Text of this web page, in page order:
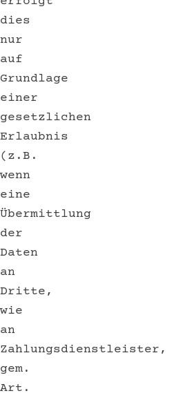
dies
nur
auf
Grundlage
einer
gesetzlichen
Erlaubnis
(z.B.
wenn
eine
Übermittlung
der
Daten
an
Dritte,
wie
an
Zahlungsdienstleister,
gem.
Art.